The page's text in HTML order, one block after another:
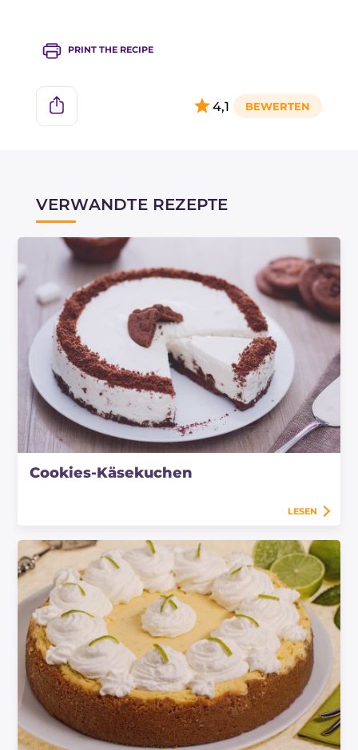
PRINT THE RECIPE
4,1
VERWANDTE REZEPTE
Cookies-Käsekuchen
LESEN